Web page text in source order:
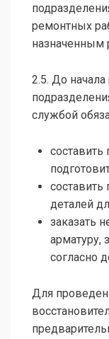
ремонтных
назначенным
2.5. До
службой
деталей
заказать
арматуру,
согласно
Для